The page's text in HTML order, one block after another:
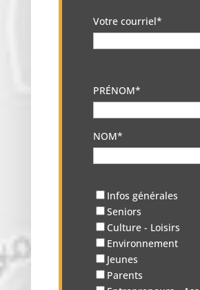
Votre courriel*
PRÉNOM*
NOM*
Infos générales
Seniors
Culture - Loisirs
Environnement
Jeunes
Parents